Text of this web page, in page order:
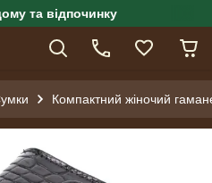
та відпочинку
Компактний жіночий